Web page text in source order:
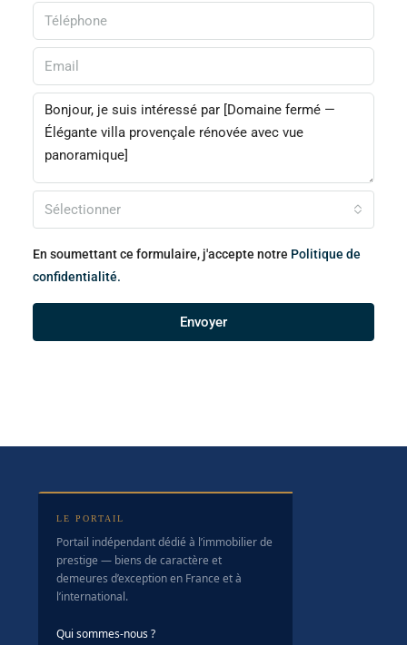
Sélectionner
En soumettant ce formulaire, j'accepte notre Politique de
confidentialité.
Envoyer
LE PORTAIL
Portail indépendant dédié à l’immobilier de
prestige — biens de caractère et
demeures d’exception en France et à
l’international.
Qui sommes-nous ?